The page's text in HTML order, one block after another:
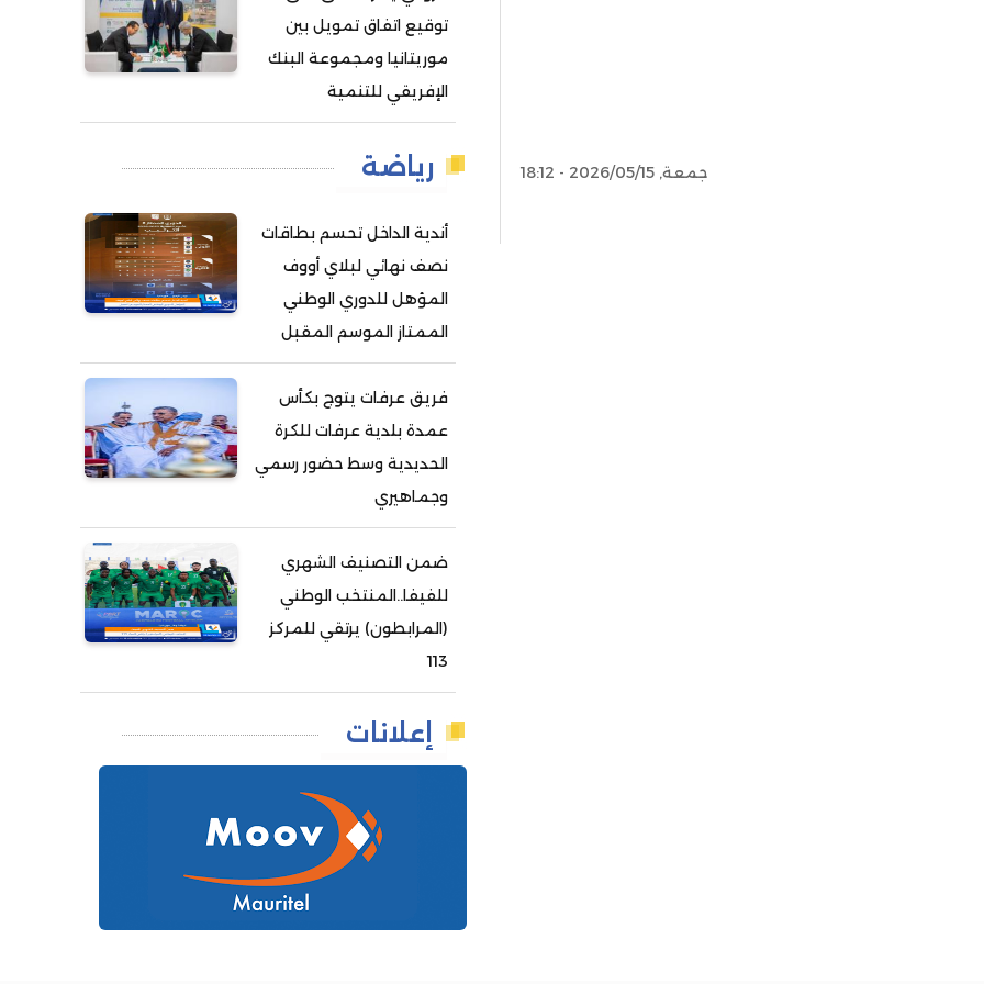
جمعة, 2026/05/15 - 18:12
توقيع اتفاق تمويل بين
موريتانيا ومجموعة البنك
الإفريقي للتنمية
رياضة
أندية الداخل تحسم بطاقات
نصف نهائي لبلاي أووف
المؤهل للدوري الوطني
الممتاز الموسم المقبل
فريق عرفات يتوج بكأس
عمدة بلدية عرفات للكرة
الحديدية وسط حضور رسمي
وجماهيري
ضمن التصنيف الشهري
للفيفا..المنتخب الوطني
(المرابطون) يرتقي للمركز
113
إعلانات